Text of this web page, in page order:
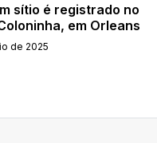
sítio é registrado no
em Orleans
de 2025